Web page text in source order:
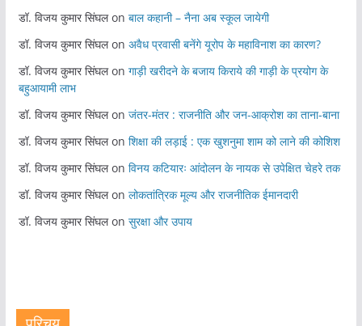
डॉ. विजय कुमार सिंघलon बाल कहानी – नैना अब स्कूल जायेगी
डॉ. विजय कुमार सिंघलon अवैध प्रवासी बनेंगे यूरोप के महाविनाश का कारण?
डॉ. विजय कुमार सिंघलon गाड़ी खरीदने के बजाय किराये की गाड़ी के प्रयोग के
बहुआयामी लाभ
डॉ. विजय कुमार सिंघलon जंतर-मंतर : राजनीति और जन-आक्रोश का ताना-बाना
डॉ. विजय कुमार सिंघलon शिक्षा की लड़ाई : एक खुशनुमा शाम को लाने की कोशिश
डॉ. विजय कुमार सिंघलon विनय कटियारः आंदोलन के नायक से उपेक्षित चेहरे तक
डॉ. विजय कुमार सिंघलon लोकतांत्रिक मूल्य और राजनीतिक ईमानदारी
डॉ. विजय कुमार सिंघलon सुरक्षा और उपाय